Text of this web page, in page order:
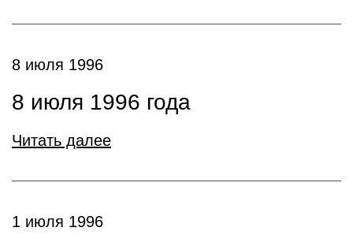
8 июля 1996
8 июля 1996 года
Читать далее
1 июля 1996